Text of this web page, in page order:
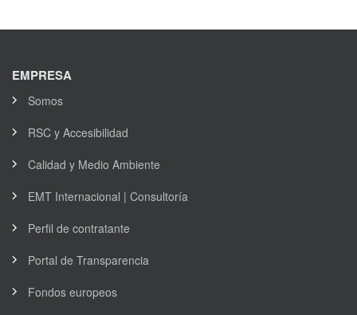
EMPRESA
Somos
RSC y Accesibilidad
Calidad y Medio Ambiente
EMT Internacional | Consultoría
Perfil de contratante
Portal de Transparencia
Fondos europeos